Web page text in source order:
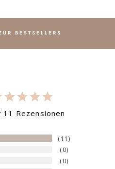
BESTSELLERS
Rezensionen
11
0
0